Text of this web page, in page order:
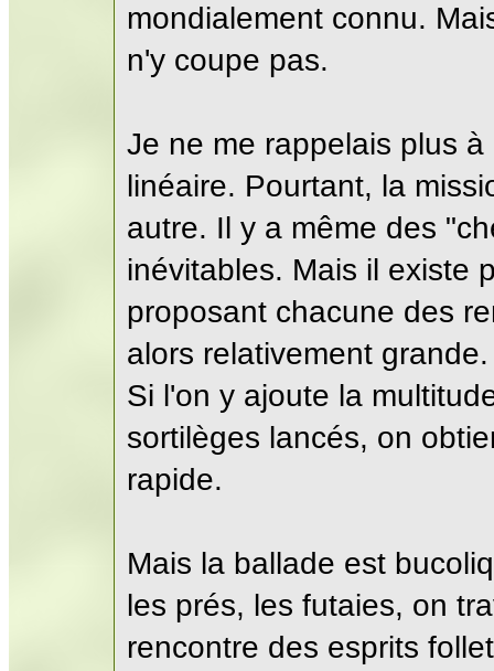
mondialement connu.
n'y coupe pas.
Je ne me rappelais plus
linéaire. Pourtant, la
autre. Il y a même des
inévitables. Mais il existe
proposant chacune des
alors relativement grande.
Si l'on y ajoute la
sortilèges lancés, on
rapide.
Mais la ballade est
les prés, les futaies, on
rencontre des esprits